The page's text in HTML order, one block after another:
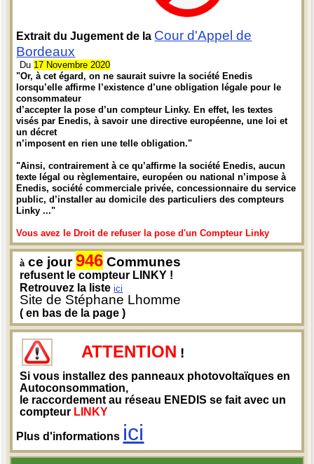
Extrait du Jugement de la Cour d'Appel de
Bordeaux
Du 17 Novembre 2020
"Or, à cet égard, on ne saurait suivre la société Enedis
lorsqu’elle affirme l’existence d’une obligation légale pour le
consommateur
d’accepter la pose d’un compteur Linky. En effet, les textes
visés par Enedis, à savoir une directive européenne, une loi et
un décret
n’imposent en rien une telle obligation."
"Ainsi, contrairement à ce qu’affirme la société Enedis, aucun
texte légal ou règlementaire, européen ou national n’impose à
Enedis, société commerciale privée, concessionnaire du service
public, d’installer au domicile des particuliers des compteurs
Linky ..."
Vous avez le Droit de refuser la pose d'un Compteur Linky
à ce jour946 Communes
refusent le compteur LINKY !
Retrouvez la listeici
Site de Stéphane Lhomme
( en bas de la page )
ATTENTION !
Si vous installez des panneaux photovoltaïques en
Autoconsommation,
le raccordement au réseau ENEDIS se fait avec un
compteur LINKY
Plus d'informations ici